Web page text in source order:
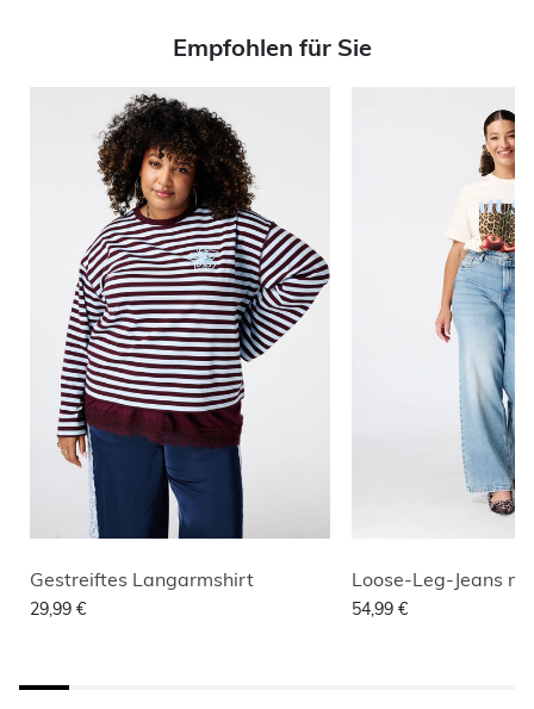
Empfohlen für Sie
Gestreiftes Langarmshirt
29,99 €
Loose-Leg-Jeans
54,99 €